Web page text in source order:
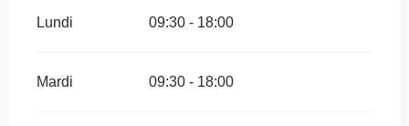
Lundi 09:30 - 18:00
Mardi 09:30 - 18:00